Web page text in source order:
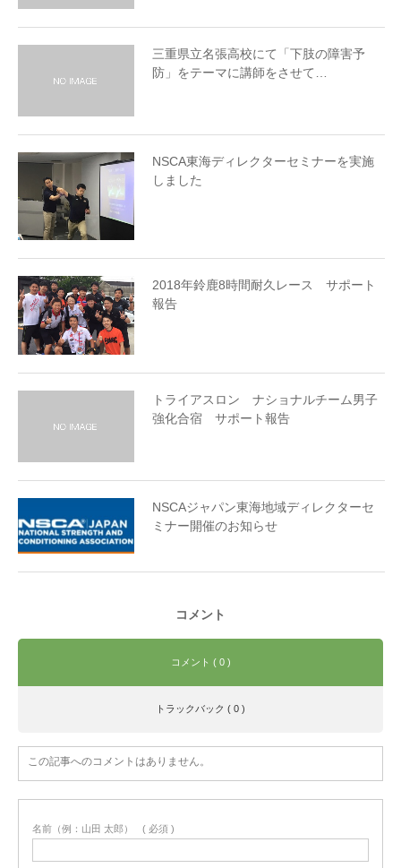
三重県立名張高校にて「下肢の障害予
防」をテーマに講師をさせて…
NSCA東海ディレクターセミナーを実施
しました
2018年鈴鹿8時間耐久レース サポート
報告
トライアスロン ナショナルチーム男子
強化合宿 サポート報告
NSCAジャパン東海地域ディレクターセ
ミナー開催のお知らせ
コメント
コメント ( 0 )
トラックバック ( 0 )
この記事へのコメントはありません。
名前（例：山田 太郎） ( 必須 )